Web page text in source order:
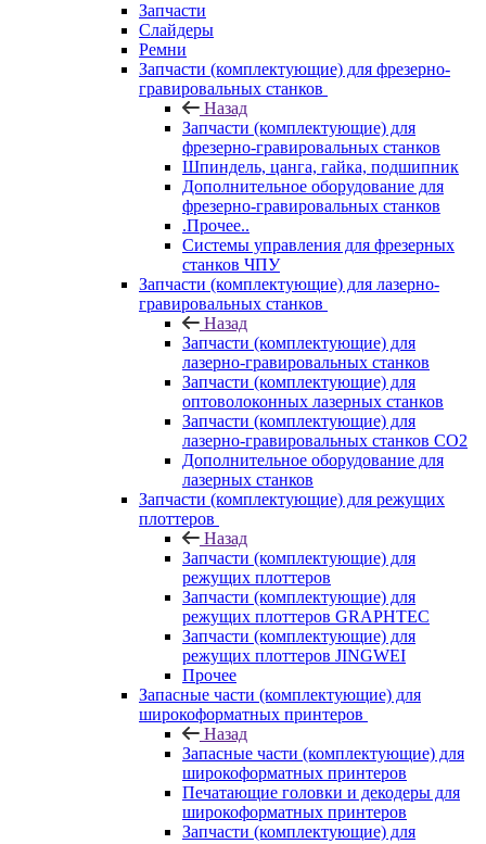
Запчасти
Слайдеры
Ремни
Запчасти (комплектующие) для фрезерно-
гравировальных станков
Назад
Запчасти (комплектующие) для
фрезерно-гравировальных станков
Шпиндель, цанга, гайка, подшипник
Дополнительное оборудование для
фрезерно-гравировальных станков
.Прочее..
Системы управления для фрезерных
станков ЧПУ
Запчасти (комплектующие) для лазерно-
гравировальных станков
Назад
Запчасти (комплектующие) для
лазерно-гравировальных станков
Запчасти (комплектующие) для
оптоволоконных лазерных станков
Запчасти (комплектующие) для
лазерно-гравировальных станков CO2
Дополнительное оборудование для
лазерных станков
Запчасти (комплектующие) для режущих
плоттеров
Назад
Запчасти (комплектующие) для
режущих плоттеров
Запчасти (комплектующие) для
режущих плоттеров GRAPHTEC
Запчасти (комплектующие) для
режущих плоттеров JINGWEI
Прочее
Запасные части (комплектующие) для
широкоформатных принтеров
Назад
Запасные части (комплектующие) для
широкоформатных принтеров
Печатающие головки и декодеры для
широкоформатных принтеров
Запчасти (комплектующие) для